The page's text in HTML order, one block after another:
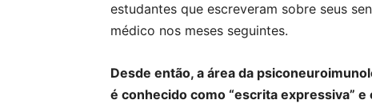
estudantes que escreveram sobre seus
médico nos meses seguintes.
Desde então, a área da
é conhecido como “escrita expressiva”